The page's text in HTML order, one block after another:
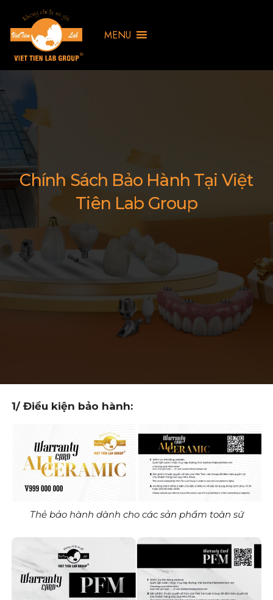
MENU
Chính Sách Bảo Hành Tại Việt
Tiên Lab Group
1/ Điều kiện bảo hành:
Thẻ bảo hành dành cho các sản phẩm toàn sứ